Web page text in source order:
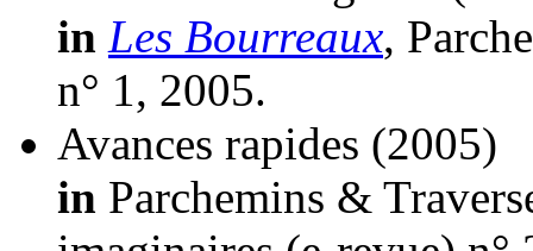
in Les Bourreaux,
n° 1, 2005.
Avances rapides (2005)
in Parchemins &